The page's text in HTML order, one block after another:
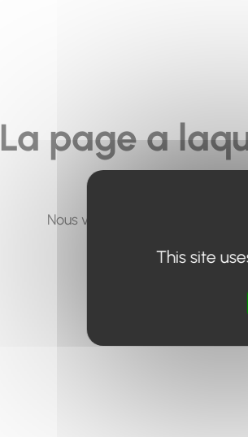
La page a
Nous vous invitons à utiliser le
This site